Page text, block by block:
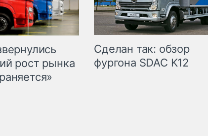
рост рынка
Сделан так: обзор
фургона SDAC K12